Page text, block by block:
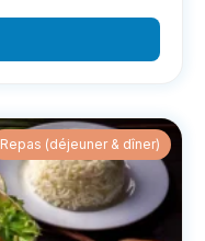
Repas (déjeuner & dîner)